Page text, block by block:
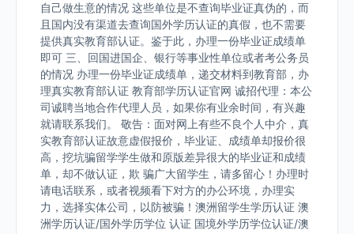
自己做生意的情况 这些单位是不查询毕业证真伪的，而
且国内没有渠道去查询国外学历认证的真假，也不需要
提供真实教育部认证。鉴于此，办理一份毕业证成绩单
即可 三、回国进国企、银行等事业性单位或者考公务员
的情况 办理一份毕业证成绩单，递交材料到教育部，办
理真实教育部认证 教育部学历认证官网 诚招代理：本公
司诚聘当地合作代理人员，如果你有业余时间，有兴趣
就请联系我们。 敬告：面对网上有些不良个人中介，真
实教育部认证故意虚假报价，毕业证、成绩单却报价很
高，挖坑骗留学学生做和原版差异很大的毕业证和成绩
单，却不做认证，欺 骗广大留学生，请多留心！办理时
请电话联系，或者视频看下对方的办公环境，办理实
力，选择实体公司，以防被骗！澳洲留学生学历认证 澳
洲学历认证/国外学历学位 认证 国境外学历学位认证/澳